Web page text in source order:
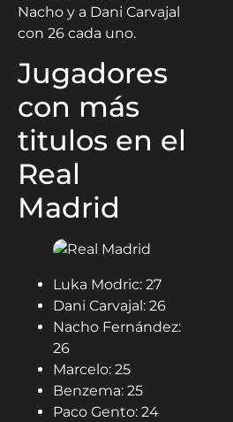
Nacho y a Dani Carvajal
con 26 cada uno.
Jugadores
con más
titulos en el
Real
Madrid
Luka Modric: 27
Dani Carvajal: 26
Nacho Fernández:
26
Marcelo: 25
Benzema: 25
Paco Gento: 24